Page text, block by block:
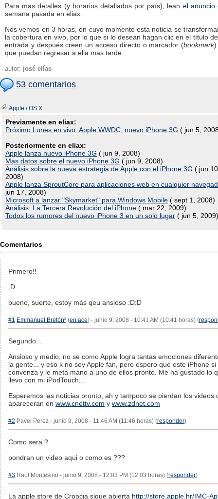
Para mas detalles (y horarios detallados por país), lean el anuncio
semana pasada en eliax.
Nos vemos en 3 horas, en cuyo momento esta noticia se
la cobertura en vivo, por lo que si lo desean hagan clic en el título
entrada y después creen un acceso directo o marcador (bookmark)
que puedan regresar a ella mas tarde.
autor: josé elías
53 comentarios
Apple / OS X
Previamente en eliax:
Próximo Lunes en vivo: Apple WWDC, nuevo iPhone 3G ( jun 5,
Posteriormente en eliax:
Apple lanza nuevo iPhone 3G ( jun 9, 2008)
Mas datos sobre el nuevo iPhone 3G ( jun 9, 2008)
Análisis sobre la nueva estrategia de Apple con el iPhone 3G ( jun
2008)
Apple lanza SproutCore para aplicaciones web en cualquier
jun 17, 2008)
Microsoft a lanzar "Skymarket" para Windows Mobile ( sept 1, 2008)
Análisis: La Tercera Revolución del iPhone ( mar 22, 2009)
Todos los rumores del nuevo iPhone 3 en un solo lugar ( jun 5, 2009)
Comentarios
Primero!!
:D
bueno, suerte, estoy más qeu ansioso :D:D
#1 Emmanuel Bretón² (enlace) - junio 9, 2008 - 10:41 AM (10:41 horas) (
Segundo...
Ansioso y medio, no se como Apple logra tantas emociones
la gente... y eso k no soy Apple fan, pero espero que este iPhone si
convenza y le meta mano a uno de ellos pronto. Me ha gustado lo
llevo con mi iPodTouch...
Esperemos las noticias pronto, ah y tampoco se pierdan los videos
apareceran en www.cnettv.com y www.zdnet.com
#2 Pavel Perez - junio 9, 2008 - 11:46 AM (11:46 horas) (responder)
Como sera ?
pondran un video aqui o como es ???
#3 Raul Montesino - junio 9, 2008 - 12:03 PM (12:03 horas) (responder)
La apple store de Croacia sigue abierta http://store.apple.hr/IMC-